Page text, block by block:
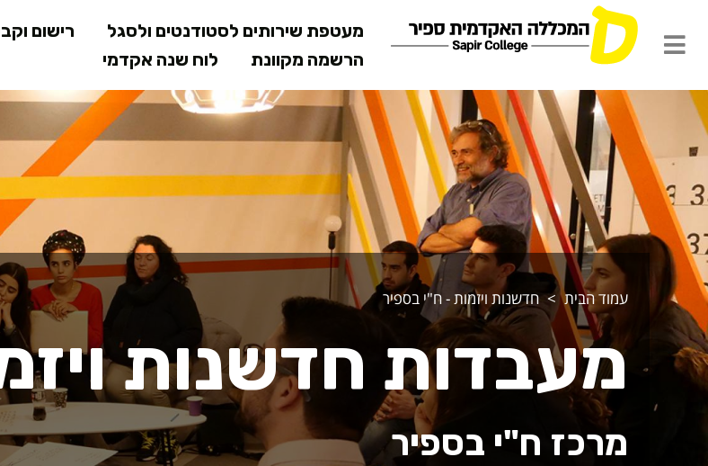
לתוכן
המרכזי
מעטפת שירותים לסטודנטים ולסגל רישום
הרשמה מקוונת
לוח שנה אקדמי
מעבדות חדשנות
עמוד הבית חדשנות ויזמות - ח"י בספיר
מעבדות חדשנות
מרכז ח"י בספיר